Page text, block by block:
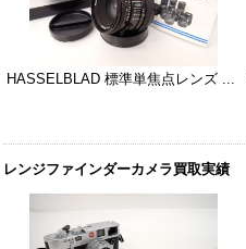
HASSELBLAD 標準単焦点レンズ ...
レンジファインダーカメラ買取実績